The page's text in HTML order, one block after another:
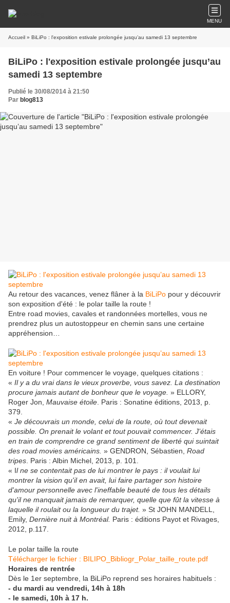
MENU
Accueil » BiLiPo : l'exposition estivale prolongée jusqu’au samedi 13 septembre
BiLiPo : l'exposition estivale prolongée jusqu’au
samedi 13 septembre
Publié le 30/08/2014 à 21:50
Par blog813
Au retour des vacances, venez flâner à la BiLiPo pour y découvrir
son exposition d'été : le polar taille la route !
Entre road movies, cavales et randonnées mortelles, vous ne
prendrez plus un autostoppeur en chemin sans une certaine
appréhension…
En voiture ! Pour commencer le voyage, quelques citations :
« Il y a du vrai dans le vieux proverbe, vous savez. La destination
procure jamais autant de bonheur que le voyage. » ELLORY,
Roger Jon, Mauvaise étoile . Paris : Sonatine éditions, 2013, p.
379.
« Je découvrais un monde, celui de la route, où tout devenait
possible. On prenait le volant et tout pouvait commencer. J’étais
en train de comprendre ce grand sentiment de liberté qui suintait
des road movies américains. » GENDRON, Sébastien, Road
tripes . Paris : Albin Michel, 2013, p. 101.
« Il ne se contentait pas de lui montrer le pays : il voulait lui
montrer la vision qu'il en avait, lui faire partager son histoire
d'amour personnelle avec l'ineffable beauté de tous les détails
qu'il ne manquait jamais de remarquer, quelle que fût la vitesse à
laquelle il roulait ou la longueur du trajet. » St JOHN MANDELL,
Emily, Dernière nuit à Montréal. Paris : éditions Payot et Rivages,
2012, p.117.
Le polar taille la route
Télécharger le fichier : BILIPO_Bibliogr_Polar_taille_route.pdf
Horaires de rentrée
Dès le 1er septembre, la BiLiPo reprend ses horaires habituels :
- du mardi au vendredi, 14h à 18h
- le samedi, 10h à 17 h.